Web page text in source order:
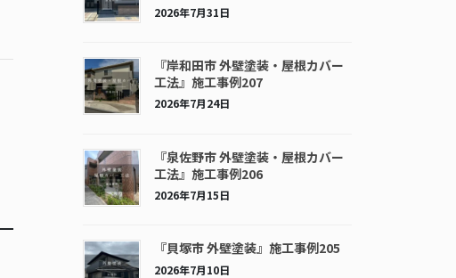
2026年7月31日
『岸和田市 外壁塗装・屋根カバー
工法』施工事例207
2026年7月24日
『泉佐野市 外壁塗装・屋根カバー
工法』施工事例206
2026年7月15日
『貝塚市 外壁塗装』施工事例205
2026年7月10日